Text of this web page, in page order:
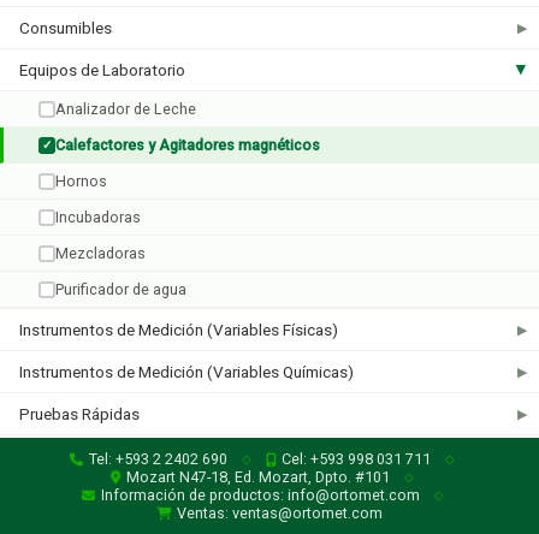
Consumibles ▶
Equipos de Laboratorio ▶
Analizador de Leche
✓ Calefactores y Agitadores magnéticos
Hornos
Incubadoras
Mezcladoras
Purificador de agua
Instrumentos de Medición (Variables Físicas) ▶
Instrumentos de Medición (Variables Químicas) ▶
Pruebas Rápidas ▶
Tel: +593 2 2402 690 ◇ Cel: +593 998 031 711 ◇
Mozart N47-18, Ed. Mozart, Dpto. #101 ◇
Información de productos: info@ortomet.com ◇
Ventas: ventas@ortomet.com